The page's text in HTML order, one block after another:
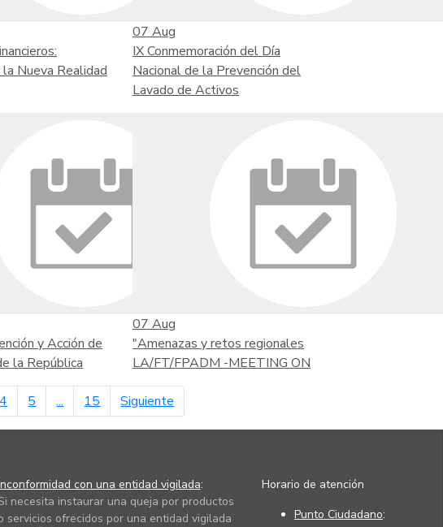
Nueva Realidad
07 Aug
IX Conmemoración del Día
Nacional de la Prevención del
Lavado de Activos
y Acción de
la República
07 Aug
"Amenazas y retos regionales
LA/FT/FPADM -MEETING ON
4 5 ... 15 Siguiente
con una entidad vigilada:
necesita instaurar una queja por productos
servicios ofrecidos por una entidad vigilada
Horario de atención
Punto Ciudadano: